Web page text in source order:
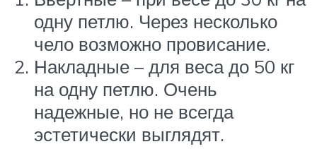
одну петлю. Через несколько
чело возможно провисание.
Накладные – для веса до 50 кг
на одну петлю. Очень
надежные, но не всегда
эстетически выглядят.